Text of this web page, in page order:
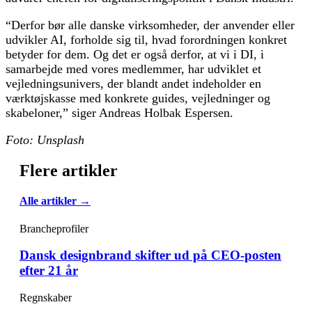
“Derfor bør alle danske virksomheder, der anvender eller
udvikler AI, forholde sig til, hvad forordningen konkret
betyder for dem. Og det er også derfor, at vi i DI, i
samarbejde med vores medlemmer, har udviklet et
vejledningsunivers, der blandt andet indeholder en
værktøjskasse med konkrete guides, vejledninger og
skabeloner,” siger Andreas Holbak Espersen.
Foto: Unsplash
Flere artikler
Alle artikler →
Brancheprofiler
Dansk designbrand skifter ud på CEO-posten
efter 21 år
Regnskaber